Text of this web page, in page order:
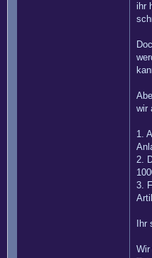
ihr
wir
1.
2.
3.